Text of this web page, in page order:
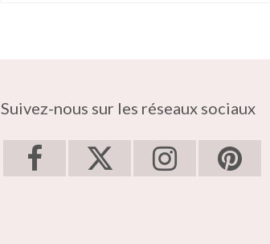
Suivez-nous sur les réseaux sociaux